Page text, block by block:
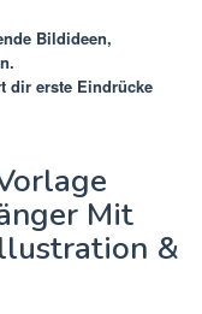
Bildideen,
dir erste Eindrücke
Mit
&